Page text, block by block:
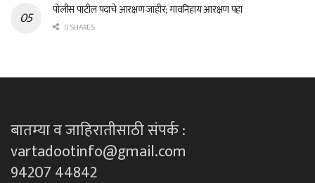
पोलीस पाटील पदाचे आरक्षण जाहीर; गावनिहाय आरक्षण पहा
0 SHARES
बातम्या व जाहिरातीसाठी संपर्क :
vartadootinfo@gmail.com
94207 44842